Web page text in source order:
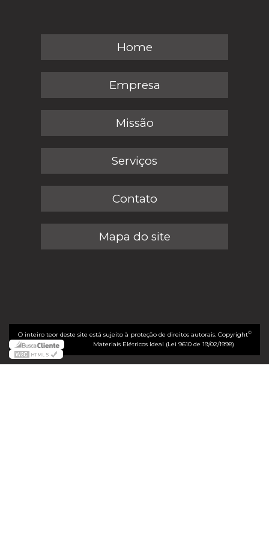
Home
Empresa
Missão
Serviços
Contato
Mapa do site
O inteiro teor deste site está sujeito à proteção de direitos autorais. Copyright©
Materiais Elétricos Ideal (Lei 9610 de 19/02/1998)